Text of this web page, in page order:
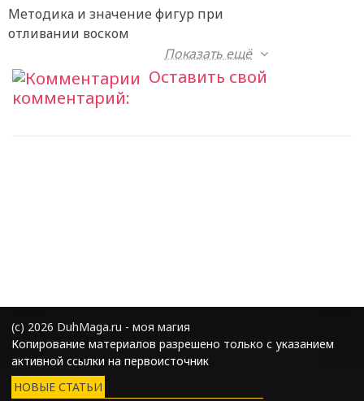
Методика и значение фигур при
отливании воском
Показать ещё
Оставить свой
комментарий:
(с) 2026 DuhMaga.ru - моя магия
Копирование материалов разрешено только с указанием
активной ссылки на первоисточник
НОВЫЕ СТАТЬИ